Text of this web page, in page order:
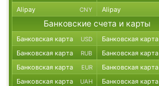
Alipay CNY Alipay
Банковские счета и карты
Банковская карта USD Банковская карта
Банковская карта RUB Банковская карта
Банковская карта EUR Банковская карта
Банковская карта UAH Банковская карта